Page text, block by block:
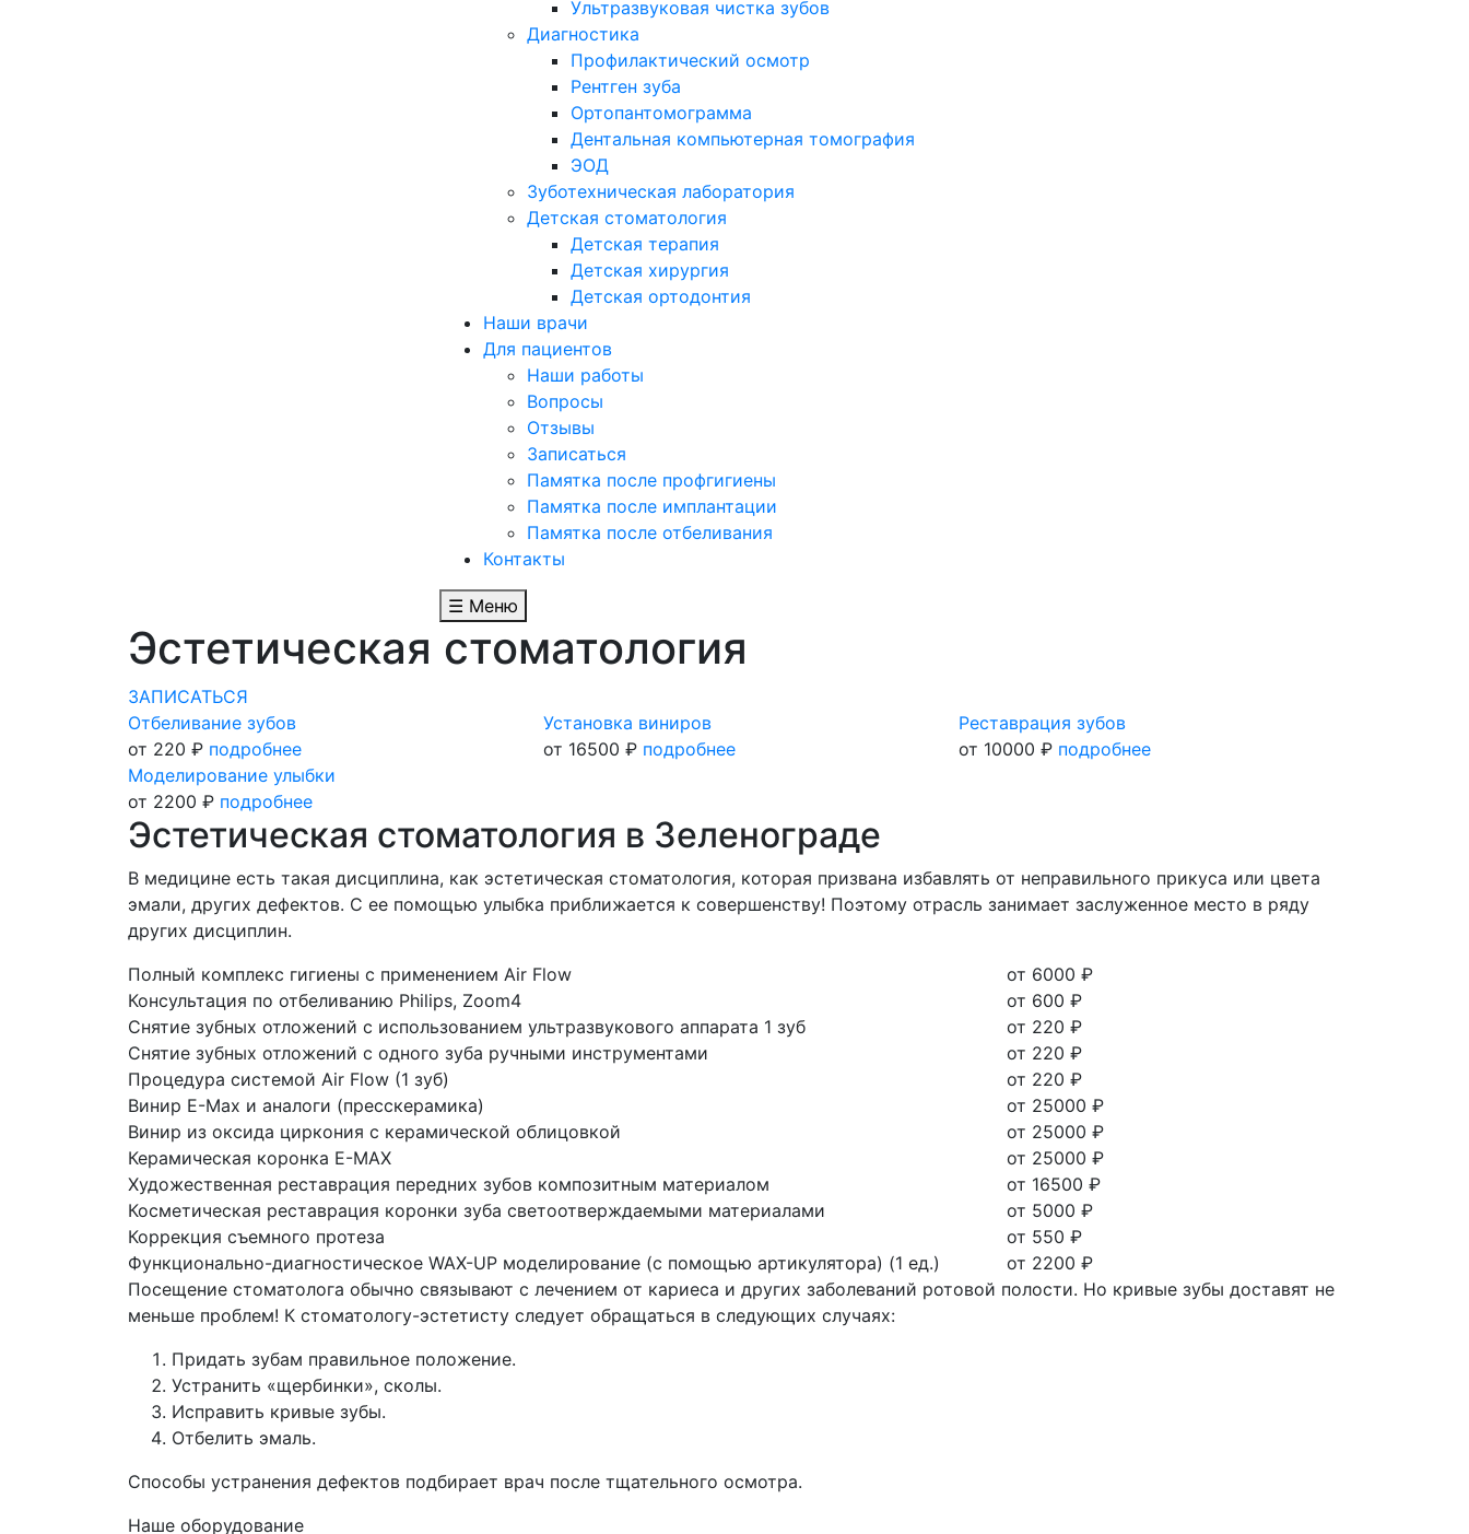
Ультразвуковая чистка зубов
Диагностика
Профилактический осмотр
Рентген зуба
Ортопантомограмма
Дентальная компьютерная томография
ЭОД
Зуботехническая лаборатория
Детская стоматология
Детская терапия
Детская хирургия
Детская ортодонтия
Наши врачи
Для пациентов
Наши работы
Вопросы
Отзывы
Записаться
Памятка после профгигиены
Памятка после имплантации
Памятка после отбеливания
Контакты
☰ Меню
Эстетическая стоматология
ЗАПИСАТЬСЯ
Отбеливание зубов
от 220 ₽ подробнее
Установка виниров
от 16500 ₽ подробнее
Реставрация зубов
от 10000 ₽ подробнее
Моделирование улыбки
от 2200 ₽ подробнее
Эстетическая стоматология в Зеленограде
В медицине есть такая дисциплина, как эстетическая стоматология, которая призвана избавлять от неправильного прикуса или цвета
эмали, других дефектов. С ее помощью улыбка приближается к совершенству! Поэтому отрасль занимает заслуженное место в ряду
других дисциплин.
Полный комплекс гигиены с применением Air Flow
от 6000 ₽
Консультация по отбеливанию Philips, Zoom4
от 600 ₽
Снятие зубных отложений с использованием ультразвукового аппарата 1 зуб
от 220 ₽
Снятие зубных отложений с одного зуба ручными инструментами
от 220 ₽
Процедура системой Air Flow (1 зуб)
от 220 ₽
Винир E-Max и аналоги (пресскерамика)
от 25000 ₽
Винир из оксида циркония с керамической облицовкой
от 25000 ₽
Керамическая коронка E-MAX
от 25000 ₽
Художественная реставрация передних зубов композитным материалом
от 16500 ₽
Косметическая реставрация коронки зуба светоотверждаемыми материалами
от 5000 ₽
Коррекция съемного протеза
от 550 ₽
Функционально-диагностическое WAX-UP моделирование (с помощью артикулятора) (1 ед.)
от 2200 ₽
Посещение стоматолога обычно связывают с лечением от кариеса и других заболеваний ротовой полости. Но кривые зубы доставят не
меньше проблем! К стоматологу-эстетисту следует обращаться в следующих случаях:
Придать зубам правильное положение.
Устранить «щербинки», сколы.
Исправить кривые зубы.
Отбелить эмаль.
Способы устранения дефектов подбирает врач после тщательного осмотра.
Наше оборудование